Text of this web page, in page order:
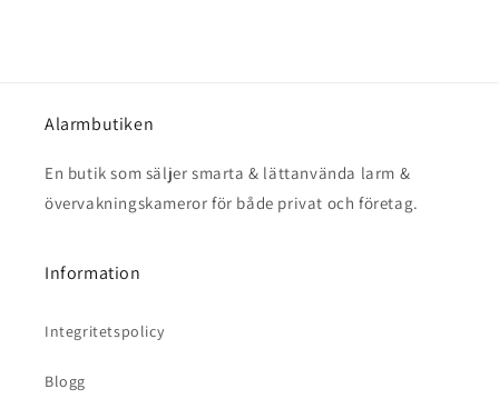
Alarmbutiken
En butik som säljer smarta & lättanvända larm &
övervakningskameror för både privat och företag.
Information
Integritetspolicy
Blogg